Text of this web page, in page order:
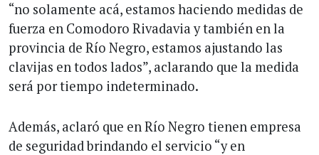
“no solamente acá, estamos haciendo medidas de
fuerza en Comodoro Rivadavia y también en la
provincia de Río Negro, estamos ajustando las
clavijas en todos lados”, aclarando que la medida
será por tiempo indeterminado.
Además, aclaró que en Río Negro tienen empresa
de seguridad brindando el servicio “y en